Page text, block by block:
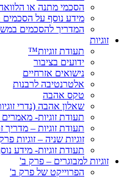
הסכמי מתנה או הלוואה
מידע נוסף על
המדריך להסכמים
זוגיות
תעודת זוגיות™
ידועים בציבור
נישואים אזרחיים
אלטרנטיבה לרבנות
טקס אהבה
שאלון אהבה (נדרי
תעודת זוגיות- מאמרים
תעודת זוגיות – מדריך
זוגיות שניה – זוגיות
תעודת זוגיות- מידע
זוגיות למבוגרים – פרק ב'
הפרוייקט של פרק ב'